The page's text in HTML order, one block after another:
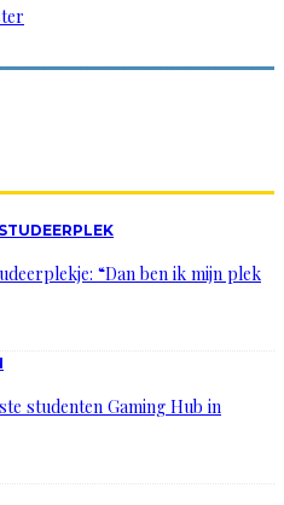
“Dan ben ik mijn plek
studenten Gaming Hub in